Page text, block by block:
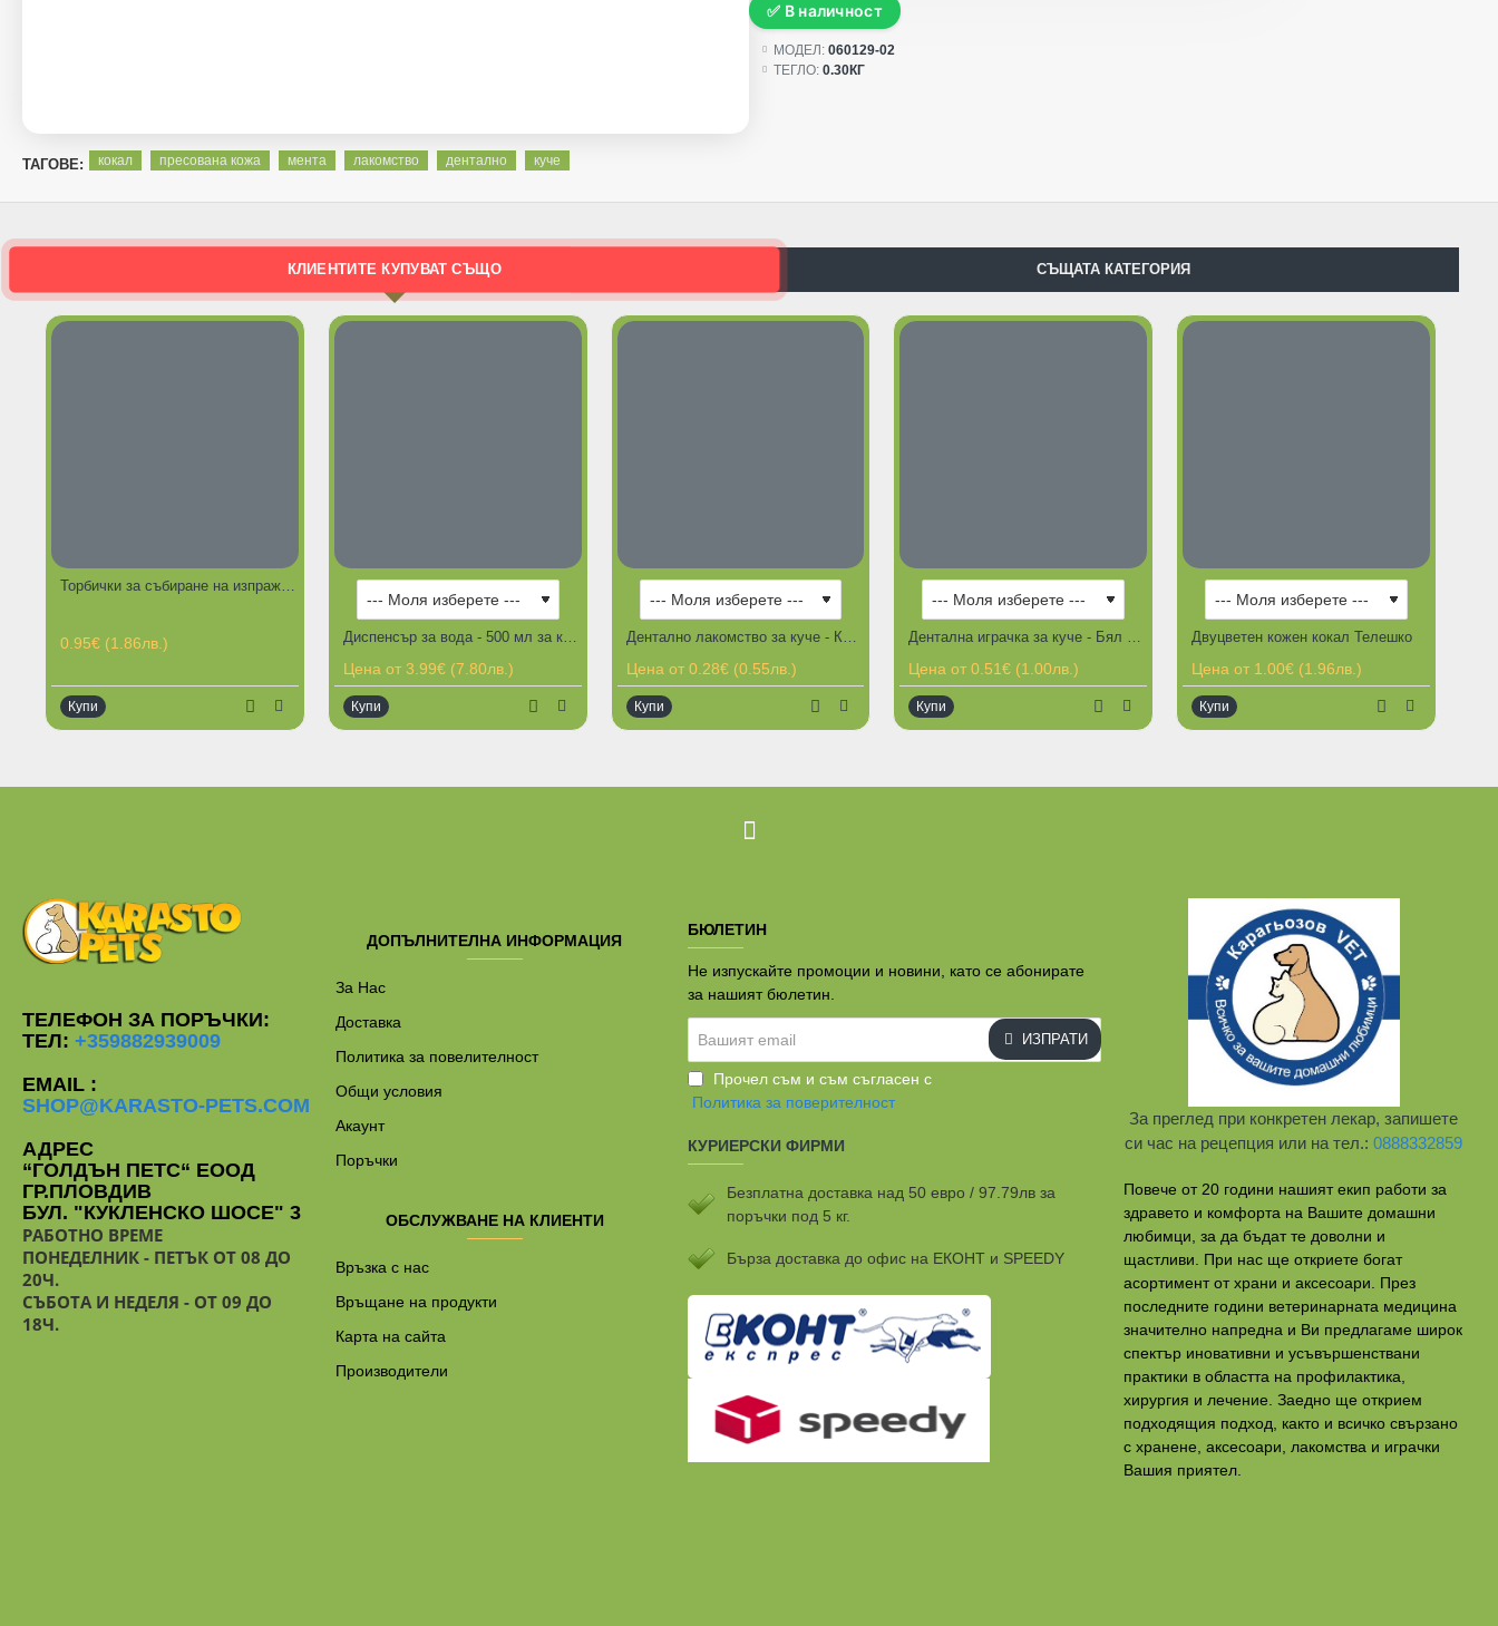
✅ В наличност
МОДЕЛ: 060129-02
ТЕГЛО: 0.30КГ
ТАГОВЕ: кокал пресована кожа мента лакомство дентално куче
КЛИЕНТИТЕ КУПУВАТ СЪЩО СЪЩАТА КАТЕГОРИЯ
ГОРЕЩИ ПРЕДЛОЖЕНИЯ
0.95€ (1.86лв.)
Купи
Диспенсър за вода - 500 мл за кучета или котки
Цена от 3.99€ (7.80лв.)
Купи
ГОРЕЩИ ПРЕДЛОЖЕНИЯ
Цена от 0.28€ (0.55лв.)
Купи
Цена от 0.51€ (1.00лв.)
Купи
Двуцветен кожен кокал Телешко
Цена от 1.00€ (1.96лв.)
Купи
ТЕЛЕФОН ЗА ПОРЪЧКИ:
ТЕЛ: +359882939009
EMAIL :
SHOP@KARASTO-PETS.COM
АДРЕС
“ГОЛДЪН ПЕТС“ ЕООД
ГР.ПЛОВДИВ
БУЛ. "КУКЛЕНСКО ШОСЕ" 3
РАБОТНО ВРЕМЕ
ПОНЕДЕЛНИК - ПЕТЪК ОТ 08 ДО
20Ч.
СЪБОТА И НЕДЕЛЯ - ОТ 09 ДО
18Ч.
ДОПЪЛНИТЕЛНА ИНФОРМАЦИЯ
За Нас
Доставка
Политика за повелителност
Общи условия
Акаунт
Поръчки
ОБСЛУЖВАНЕ НА КЛИЕНТИ
Връзка с нас
Връщане на продукти
Карта на сайта
Производители
БЮЛЕТИН
Не изпускайте промоции и новини, като се абонирате
за нашият бюлетин.
email
ИЗПРАТИ
Прочел съм и съм съгласен с
Политика за поверителност
КУРИЕРСКИ ФИРМИ
Безплатна доставка над 50 евро / 97.79лв за
поръчки под 5 кг.
Бързa доставка до офис на ЕКОНТ и SPEEDY
За преглед при конкретен лекар, запишете
си час на рецепция или на тел.:0888332859
Повече от 20 години нашият екип работи за
здравето и комфорта на Вашите домашни
любимци, за да бъдат те доволни и
щастливи. При нас ще откриете богат
асортимент от храни и аксесоари. През
последните години ветеринарната медицина
значително напредна и Ви предлагаме широк
спектър иновативни и усъвършенствани
практики в областта на профилактикa,
хирургия и лечение. Заедно ще открием
подходящия подход, както и всичко свързано
с хранене, аксесоари, лакомства и играчки
Вашия приятел.